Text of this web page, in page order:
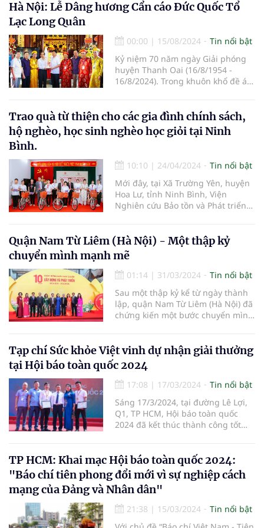
Hà Nội: Lễ Dâng hương Cẩn cáo Đức Quốc Tổ
Lạc Long Quân
00:00 | 15/08/2024
Tin nổi bật
Kỷ niệm 70 năm ngày Giải phóng
huyện Thanh Oai (16/8/1954 -
16/8/2024). Trong khuôn khổ đề án
Giáo hội Phật giáo Việt Nam, Hội
Nam y Việt Nam, và Chương trình
truyền thông Việt đồng hành cùng
động văn hóa cội nguồn đã được
triển khai trong suốt hai năm qua.
Trao quà từ thiện cho các gia đình chính sách,
hộ nghèo, học sinh nghèo học giỏi tại Ninh
Bình.
10:10 | 24/04/2024
Tin nổi bật
Mới đây, tại Xã Trường Yên, huyện
Hoa Lư, tỉnh Ninh Bình, Viện
Nghiên cứu Bảo tồn và Phát triển
dược học cổ truyền (thuộc Hội
Nghiên cứu Khoa học về Đông
Nam Á – Việt Nam) phối hợp với
các cơ quan hữu quan tổ chức
chương trình:“Du Xuân đón lộc
Giáp Thìn 2024”, Dựlễ dâng hương
Đền thờ Vua Đinh Tiên Hoàng và
làm từ thiện tại xã Trường Yên,
Quận Nam Từ Liêm (Hà Nội) - Một thập kỷ
chuyển mình mạnh mẽ
01:14 | 31/03/2024
Tin nổi bật
Sau một thập kỷ kể từ ngày thành
lập, quận Nam Từ Liêm (Hà Nội) đã
chứng kiến một bước chuyển mình
mạo đô thị văn minh và hiện đại.
Tạp chí Sức khỏe Việt vinh dự nhận giải thưởng
tại Hội báo toàn quốc 2024
17:08 | 17/03/2024
Tin nổi bật
Sáng 17/3/2024, tại đường Lê Lợi,
Q1, TP HCM, Hội báo toàn quốc
2024 đã kết thúc thành công tốt
hội để những người trong nghề
được giao lưu, học hỏi; chung sức,
đồng lòng thúc đẩy tinh thần đổi
mới sáng tạo trong hoạt động báo
chí. Tại Hội báo, Chi hội Nhà báo
Tạp chí Sức khỏe Việt đã vinh dự
nhận giải thưởng.
TP HCM: Khai mạc Hội báo toàn quốc 2024:
"Báo chí tiên phong đổi mới vì sự nghiệp cách
mạng của Đảng và Nhân dân"
21:38 | 15/03/2024
Tin nổi bật